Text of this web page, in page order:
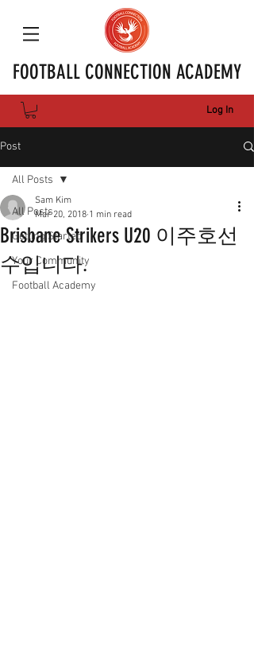
FOOTBALL CONNECTION ACADEMY
Log In
Post
All Posts
Getting Started
Your Community
Football Academy
All Posts
Brisbane Strikers U20 이주호선
수입니다.
Sam Kim
Mar 20, 2018 1 min read